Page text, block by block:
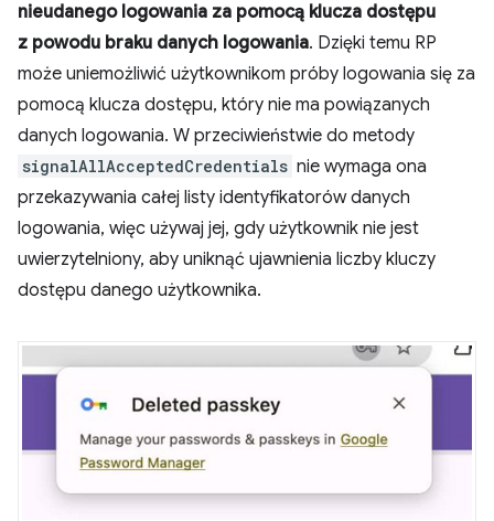
nieudanego logowania za pomocą klucza dostępu
z powodu braku danych logowania. Dzięki temu RP
może uniemożliwić użytkownikom próby logowania się za
pomocą klucza dostępu, który nie ma powiązanych
danych logowania. W przeciwieństwie do metody
signalAllAcceptedCredentials nie wymaga ona
przekazywania całej listy identyfikatorów danych
logowania, więc używaj jej, gdy użytkownik nie jest
uwierzytelniony, aby uniknąć ujawnienia liczby kluczy
dostępu danego użytkownika.